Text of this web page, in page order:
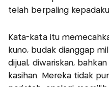
telah berpaling
Kata-kata itu
kuno, budak dianggap
dijual, diwariskan,
kasihan. Mereka tidak